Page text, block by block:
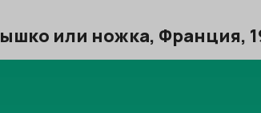
или ножка, Франция,